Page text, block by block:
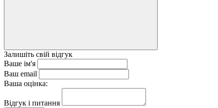
Залишіть свій відгук
Ваше ім'я
Ваш email
Ваша оцінка:
Відгук і питання